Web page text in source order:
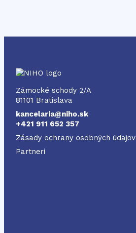
NIHO
Zámocké schody 2/A
81101 Bratislava
kancelaria@niho.sk
+421 911 652 357
Zásady ochrany osobných údajov
Partneri